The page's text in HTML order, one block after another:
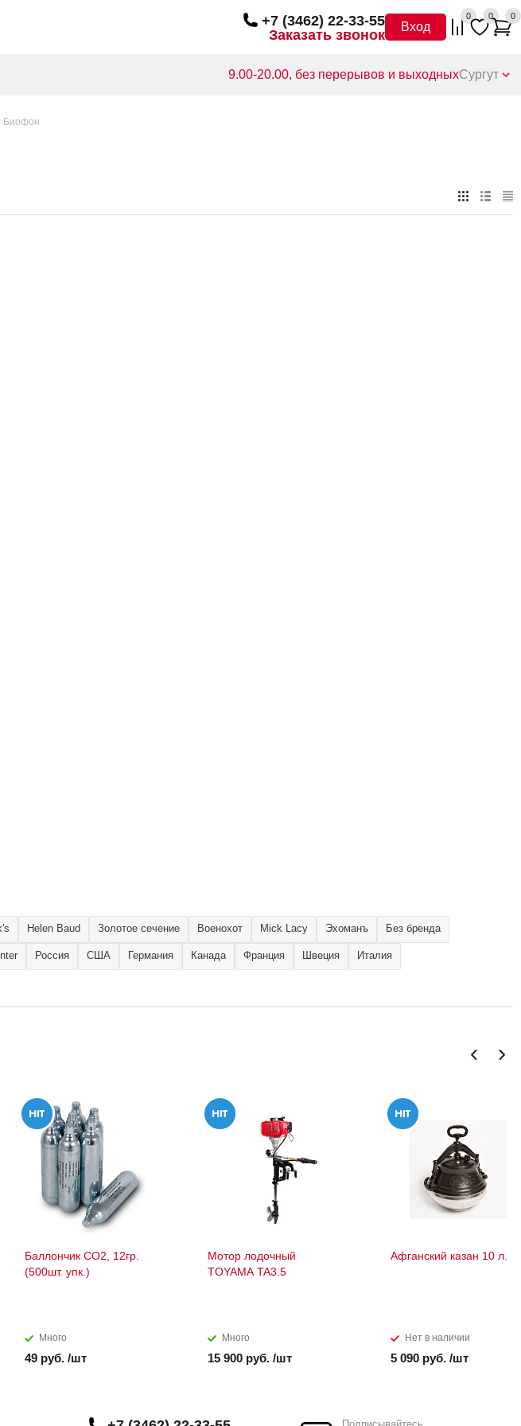
+7 (3462) 22-33-55
Заказать звонок
Вход
0 0 0
9.00-20.00, без перерывов и выходныхСургут
Биофон
Helen Baud Золотое сечение Военохот Mick Lacy Эхоманъ Без бренда
Россия США Германия Канада Франция Швеция Италия
Баллончик СО2, 12гр.
(500шт. упк.)
Много
49 руб. /шт
Мотор лодочный
TOYAMA TA3.5
Много
15 900 руб. /шт
Афганский казан 10 л.
Нет в наличии
5 090 руб. /шт